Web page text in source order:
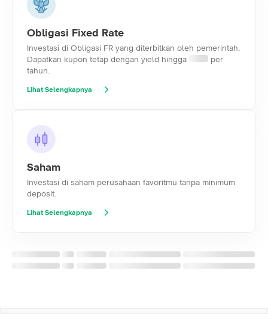
Obligasi Fixed Rate
Investasi di Obligasi FR yang diterbitkan oleh pemerintah.
Dapatkan kupon tetap dengan yield hingga
per
tahun.
Lihat Selengkapnya
Saham
Investasi di saham perusahaan favoritmu tanpa minimum
deposit.
Lihat Selengkapnya